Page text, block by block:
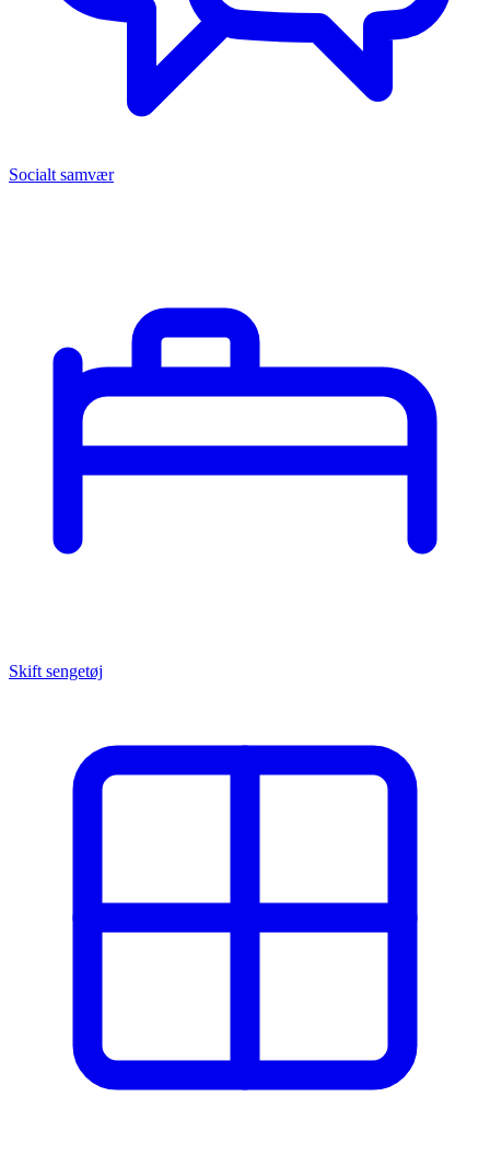
Socialt samvær
Skift sengetøj